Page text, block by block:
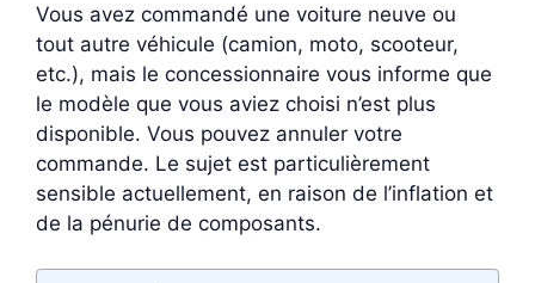
Vous avez commandé une voiture neuve ou
tout autre véhicule (camion, moto, scooteur,
etc.), mais le concessionnaire vous informe que
le modèle que vous aviez choisi n’est plus
disponible. Vous pouvez annuler votre
commande. Le sujet est particulièrement
sensible actuellement, en raison de l’inflation et
de la pénurie de composants.